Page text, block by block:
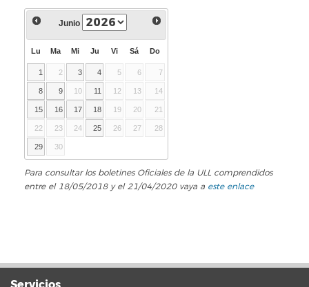
Junio
Lu Ma Mi Ju Vi Sá Do
1 2 3 4 5 6 7
8 9 10 11 12 13 14
15 16 17 18 19 20 21
22 23 24 25 26 27 28
29 30
Para consultar los boletines Oficiales de la ULL comprendidos
entre el 18/05/2018 y el 21/04/2020 vaya a este enlace